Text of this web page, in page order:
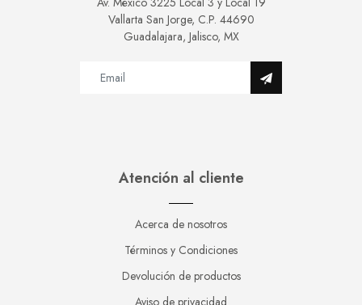
Vallarta San Jorge, C.P. 44690
Guadalajara, Jalisco, MX
Atención al cliente
Acerca de nosotros
Términos y Condiciones
Devolución de productos
Aviso de privacidad